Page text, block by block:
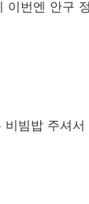
이번엔 안구
빔밥 주셔